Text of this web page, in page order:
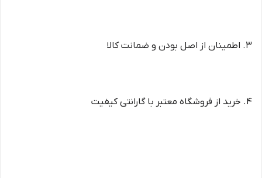
3. اطمینان از اصل بودن و ضمانت کالا
4. خرید از فروشگاه معتبر با گارانتی کیفیت